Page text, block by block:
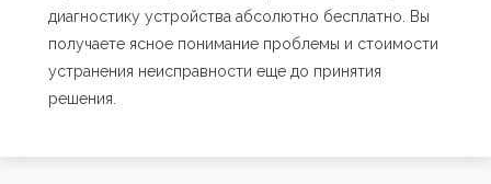
диагностику устройства абсолютно бесплатно. Вы
получаете ясное понимание проблемы и стоимости
устранения неисправности еще до принятия
решения.